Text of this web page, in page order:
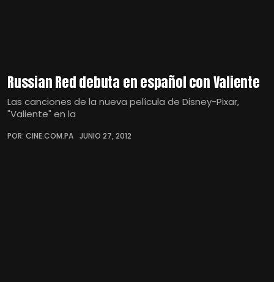
Russian Red debuta en español con Valiente
Las canciones de la nueva película de Disney-Pixar,
"Valiente" en la
POR: CINE.COM.PA JUNIO 27, 2012